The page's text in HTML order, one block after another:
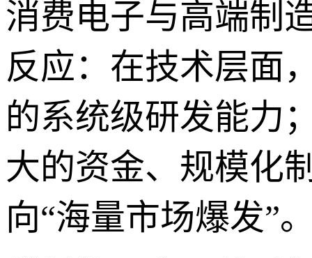
消费电子与高端制
反应：在技术层面
的系统级研发能力
大的资金、规模化
向“海量市场爆发”